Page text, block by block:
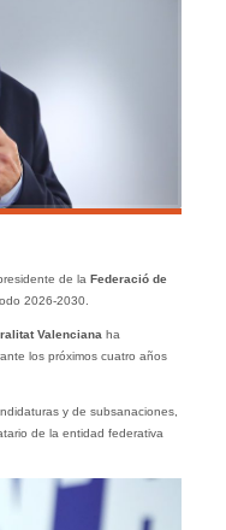
de la Federació de
2026-2030.
Valenciana ha
los próximos cuatro años
y de subsanaciones,
de la entidad federativa